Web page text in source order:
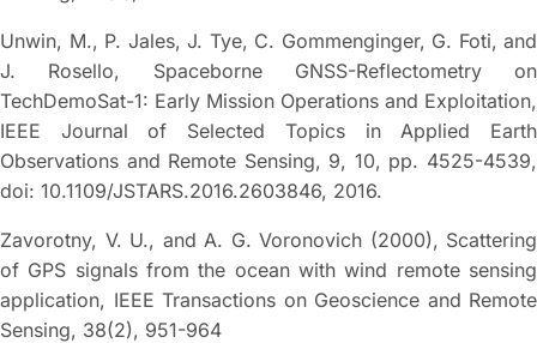
Unwin, M., P. Jales, J. Tye, C. Gommenginger, G. Foti, and
J. Rosello, Spaceborne GNSS-Reflectometry on
TechDemoSat-1: Early Mission Operations and Exploitation,
IEEE Journal of Selected Topics in Applied Earth
Observations and Remote Sensing, 9, 10, pp. 4525-4539,
doi: 10.1109/JSTARS.2016.2603846, 2016.
Zavorotny, V. U., and A. G. Voronovich (2000), Scattering
of GPS signals from the ocean with wind remote sensing
application, IEEE Transactions on Geoscience and Remote
Sensing, 38(2), 951-964